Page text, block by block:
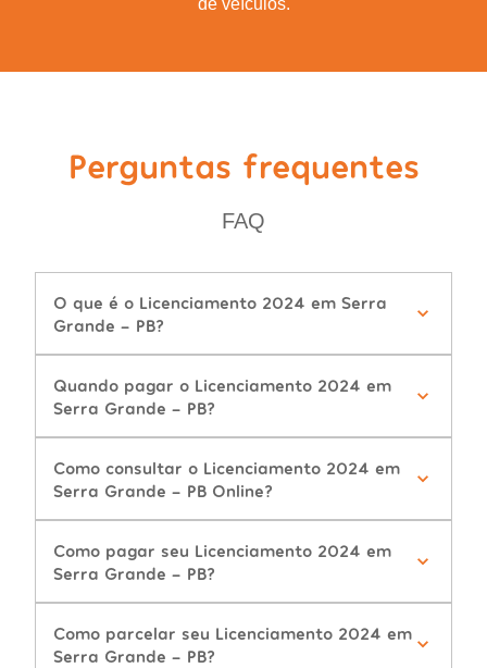
de veículos.
Perguntas frequentes
FAQ
O que é o Licenciamento 2024 em Serra
Grande - PB?
Quando pagar o Licenciamento 2024 em
Serra Grande - PB?
Como consultar o Licenciamento 2024 em
Serra Grande - PB Online?
Como pagar seu Licenciamento 2024 em
Serra Grande - PB?
Como parcelar seu Licenciamento 2024 em
Serra Grande - PB?